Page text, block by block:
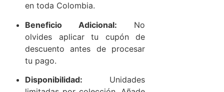
en toda Colombia.
Beneficio Adicional: No
olvides aplicar tu cupón de
descuento antes de procesar
tu pago.
Disponibilidad: Unidades